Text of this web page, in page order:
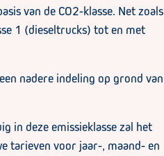
van de CO2-klasse. Net zoals
1 (dieseltrucks) tot en met
nadere indeling op grond van
in deze emissieklasse zal het
tarieven voor jaar-, maand- en